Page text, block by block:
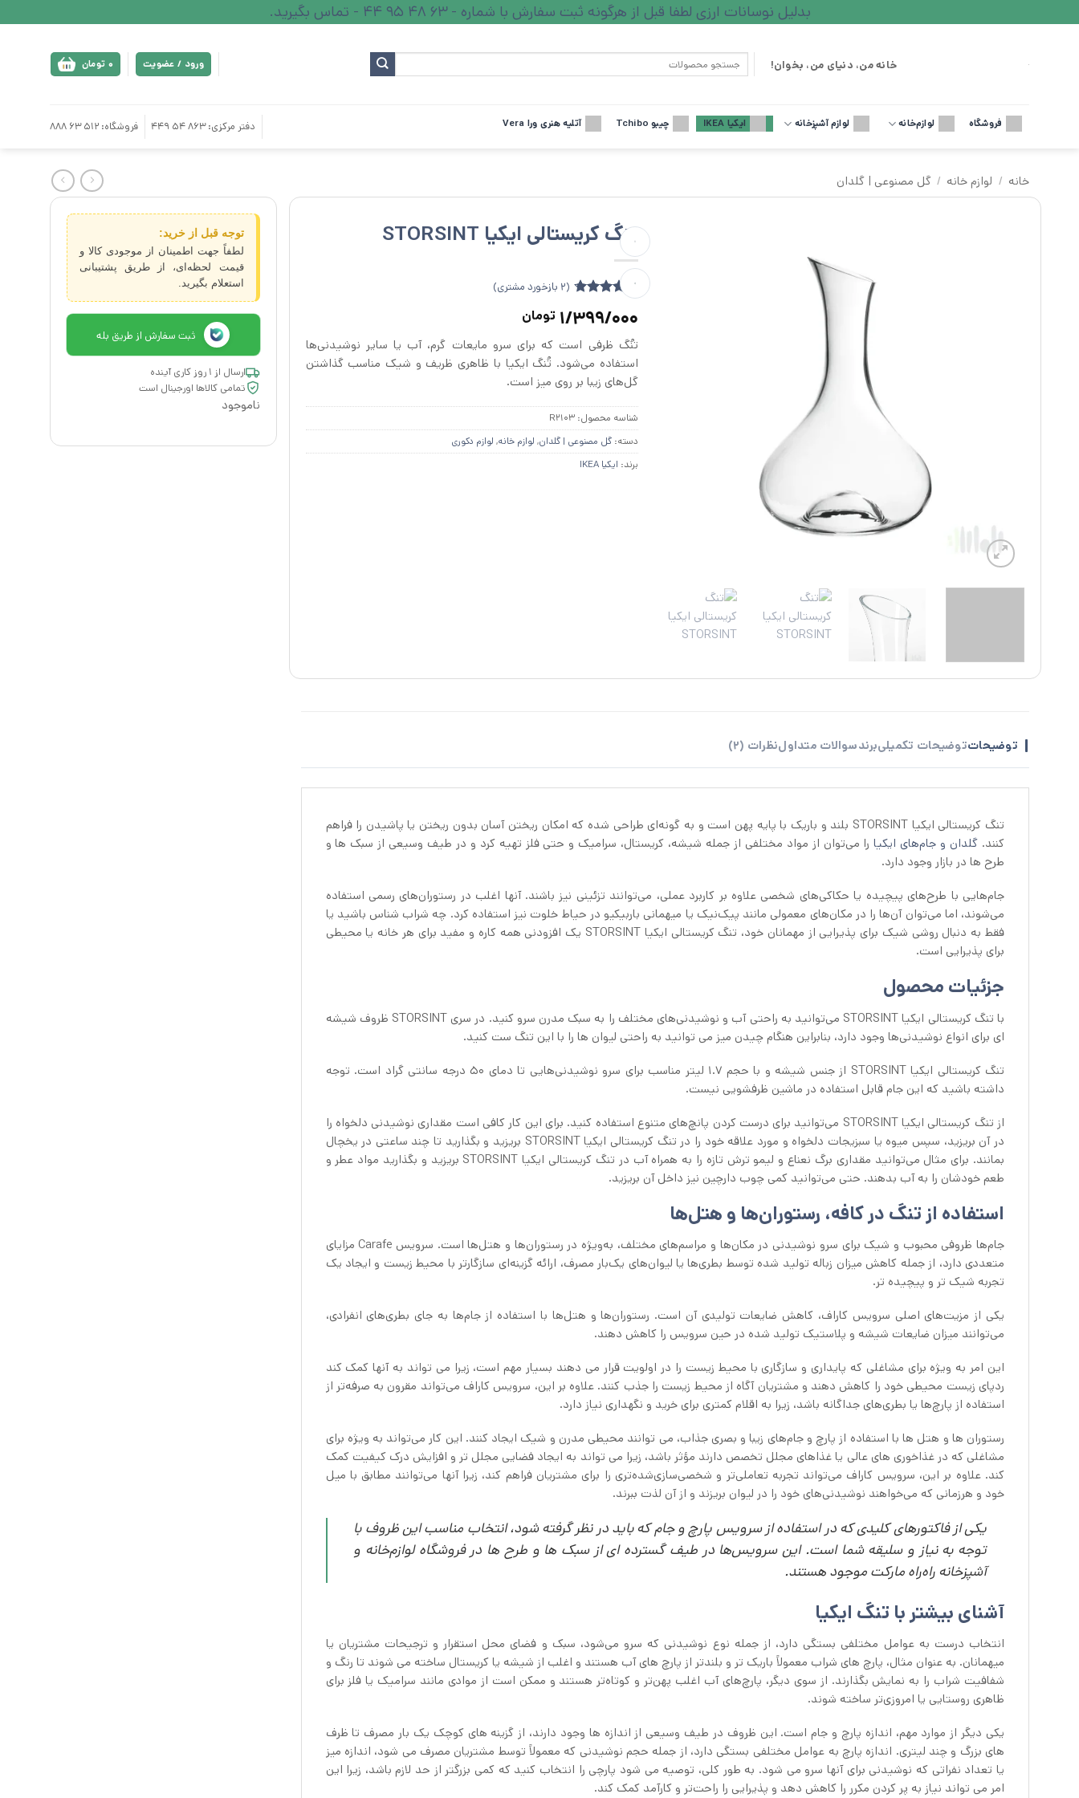
to
بدلیل نوسانات ارزی لطفا قبل از هرگونه ثبت سفارش با شماره - 63 48 95 44 - تماس بگیرید.
خانه من، دنیای من، بخوان!
برای:
ورود / عضویت 0 تومان
فروشگاه لوازم‌خانه لوازم آشپزخانه ایکیا IKEA چیبو Tchibo آتلیه هنری ورا Vera دفتر مرکزی: 863 54 449 فروشگاه: 512 63 888
خانه / لوازم خانه / گل مصنوعی | گلدان
تنگ کریستالی ایکیا STORSINT
4.67
از 5
امتیازدهی
مشتری
(
2 بازخورد مشتری)
1/399/000 تومان
تنُگ‌ ظرفی است که برای سرو مایعات گرم، آب یا سایر نوشیدنی‌ها
استفاده می‌شود. تُنگ‌ ایکیا با ظاهری ظریف و شیک مناسب گذاشتن
گل‌های زیبا بر روی میز است.
شناسه محصول:R2103
دسته:گل مصنوعی | گلدان, لوازم خانه, لوازم دکوری
برند: ایکیا IKEA
توضیحاتتوضیحات تکمیلیبرندسوالات متداولنظرات (2)
تنگ کریستالی ایکیا STORSINT بلند و باریک با پایه پهن است و به گونه‌ای طراحی شده که امکان ریختن آسان بدون ریختن یا پاشیدن را فراهم
کنند. گلدان و جام‌های ایکیارا می‌توان از مواد مختلفی از جمله شیشه، کریستال، سرامیک و حتی فلز تهیه کرد و در طیف وسیعی از سبک ها و
طرح ها در بازار وجود دارد.
جام‌هایی با طرح‌های پیچیده یا حکاکی‌های شخصی علاوه بر کاربرد عملی، می‌توانند تزئینی نیز باشند. آنها اغلب در رستوران‌های رسمی استفاده
می‌شوند، اما می‌توان آن‌ها را در مکان‌های معمولی مانند پیک‌نیک یا میهمانی باربیکیو در حیاط خلوت نیز استفاده کرد. چه شراب شناس باشید یا
فقط به دنبال روشی شیک برای پذیرایی از مهمانان خود، تنگ کریستالی ایکیا STORSINT یک افزودنی همه کاره و مفید برای هر خانه یا محیطی
برای پذیرایی است.
جزئیات محصول
با تنگ کریستالی ایکیا STORSINT می‌توانید به راحتی آب و نوشیدنی‌های مختلف را به سبک مدرن سرو کنید. در سری STORSINT ظروف شیشه
ای برای انواع نوشیدنی‌ها وجود دارد، بنابراین هنگام چیدن میز می توانید به راحتی لیوان ها را با این تنگ ست کنید.
تنگ کریستالی ایکیا STORSINT از جنس شیشه و با حجم 1.7 لیتر مناسب برای سرو نوشیدنی‌هایی تا دمای 50 درجه سانتی گراد است. توجه
داشته باشید که این جام قابل استفاده در ماشین ظرفشویی نیست.
از تنگ کریستالی ایکیا STORSINT می‌توانید برای درست کردن پانچ‌های متنوع استفاده کنید. برای این کار کافی است مقداری نوشیدنی دلخواه را
در آن بریزید، سپس میوه یا سبزیجات دلخواه و مورد علاقه خود را در تنگ کریستالی ایکیا STORSINT بریزید و بگذارید تا چند ساعتی در یخچال
بمانند. برای مثال می‌توانید مقداری برگ نعناع و لیمو ترش تازه را به همراه آب در تنگ کریستالی ایکیا STORSINT بریزید و بگذارید مواد عطر و
طعم خودشان را به آب بدهند. حتی می‌توانید کمی چوب دارچین نیز داخل آن بریزید.
استفاده از تنگ در کافه، رستوران‌ها و هتل‌ها
جام‌ها ظروفی محبوب و شیک برای سرو نوشیدنی در مکان‌ها و مراسم‌های مختلف، به‌ویژه در رستوران‌ها و هتل‌ها است. سرویس Carafe مزایای
متعددی دارد، از جمله کاهش میزان زباله تولید شده توسط بطری‌ها یا لیوان‌های یک‌بار مصرف، ارائه گزینه‌ای سازگارتر با محیط زیست و ایجاد یک
تجربه شیک تر و پیچیده تر.
یکی از مزیت‌های اصلی سرویس کاراف، کاهش ضایعات تولیدی آن است. رستوران‌ها و هتل‌ها با استفاده از جام‌ها به جای بطری‌های انفرادی،
می‌توانند میزان ضایعات شیشه و پلاستیک تولید شده در حین سرویس را کاهش دهند.
این امر به ویژه برای مشاغلی که پایداری و سازگاری با محیط زیست را در اولویت قرار می دهند بسیار مهم است، زیرا می تواند به آنها کمک کند
ردپای زیست محیطی خود را کاهش دهند و مشتریان آگاه از محیط زیست را جذب کنند. علاوه بر این، سرویس کاراف می‌تواند مقرون به صرفه‌تر از
استفاده از پارچ‌ها یا بطری‌های جداگانه باشد، زیرا به اقلام کمتری برای خرید و نگهداری نیاز دارد.
رستوران ها و هتل ها با استفاده از پارچ و جام‌های زیبا و بصری جذاب، می توانند محیطی مدرن و شیک ایجاد کنند. این کار می‌تواند به ویژه برای
مشاغلی که در غذاخوری های عالی یا غذاهای مجلل تخصص دارند مؤثر باشد، زیرا می تواند به ایجاد فضایی مجلل تر و افزایش درک کیفیت کمک
کند. علاوه بر این، سرویس کاراف می‌تواند تجربه تعاملی‌تر و شخصی‌سازی‌شده‌تری را برای مشتریان فراهم کند، زیرا آنها می‌توانند مطابق با میل
خود و هرزمانی که می‌خواهند نوشیدنی‌های خود را در لیوان بریزند و از آن لذت ببرند.
یکی از فاکتورهای کلیدی که در استفاده از سرویس پارچ و جام که باید در نظر گرفته شود، انتخاب مناسب این ظروف با
توجه به نیاز و سلیقه شما است. این سرویس‌ها در طیف گسترده ای از سبک ها و طرح ها در فروشگاه لوازم‌خانه و
آشپزخانه راه‌راه مارکت موجود هستند.
آشنای بیشتر با تنگ ایکیا
انتخاب درست به عوامل مختلفی بستگی دارد، از جمله نوع نوشیدنی که سرو می‌شود، سبک و فضای محل استقرار و ترجیحات مشتریان یا
میهمانان. به عنوان مثال، پارچ های شراب معمولاً باریک تر و بلندتر از پارچ های آب هستند و اغلب از شیشه یا کریستال ساخته می شوند تا رنگ و
شفافیت شراب را به نمایش بگذارند. از سوی دیگر، پارچ‌های آب اغلب پهن‌تر و کوتاه‌تر هستند و ممکن است از موادی مانند سرامیک یا فلز برای
ظاهری روستایی یا امروزی‌تر ساخته شوند.
یکی دیگر از موارد مهم، اندازه پارچ و جام است. این ظروف در طیف وسیعی از اندازه ها وجود دارند، از گزینه های کوچک یک بار مصرف تا ظرف
های بزرگ و چند لیتری. اندازه پارچ به عوامل مختلفی بستگی دارد، از جمله حجم نوشیدنی که معمولاً توسط مشتریان مصرف می شود، اندازه میز
یا تعداد نفراتی که نوشیدنی برای آنها سرو می شود. به طور کلی، توصیه می شود پارچی را انتخاب کنید که کمی بزرگتر از حد لازم باشد، زیرا این
امر می تواند نیاز به پر کردن مکرر را کاهش دهد و پذیرایی را راحت‌تر و کارآمد کمک کند.
توجه قبل از خرید:
لطفاً جهت اطمینان از موجودی کالا و
قیمت لحظه‌ای، از طریق پشتیبانی
استعلام بگیرید.
ثبت سفارش از طریق بله
ارسال از ۱ روز کاری آینده
تمامی کالاها اورجینال است
ناموجود